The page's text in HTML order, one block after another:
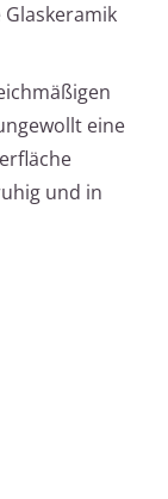
Glaskeramik
eine
und in